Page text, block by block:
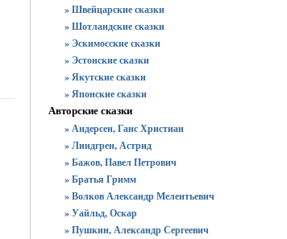
» Швейцарские сказки
» Шотландские сказки
» Эскимосские сказки
» Эстонские сказки
» Якутские сказки
» Японские сказки
Авторские сказки
» Андерсен, Ганс Христиан
» Линдгрен, Астрид
» Бажов, Павел Петрович
» Братья Гримм
» Волков Александр Мелентьевич
» Уайльд, Оскар
» Пушкин, Александр Сергеевич